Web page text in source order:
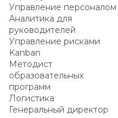
Управление персоналом
Аналитика для
руководителей
Управление рисками
Kanban
Методист
образовательных
программ
Логистика
Генеральный директор